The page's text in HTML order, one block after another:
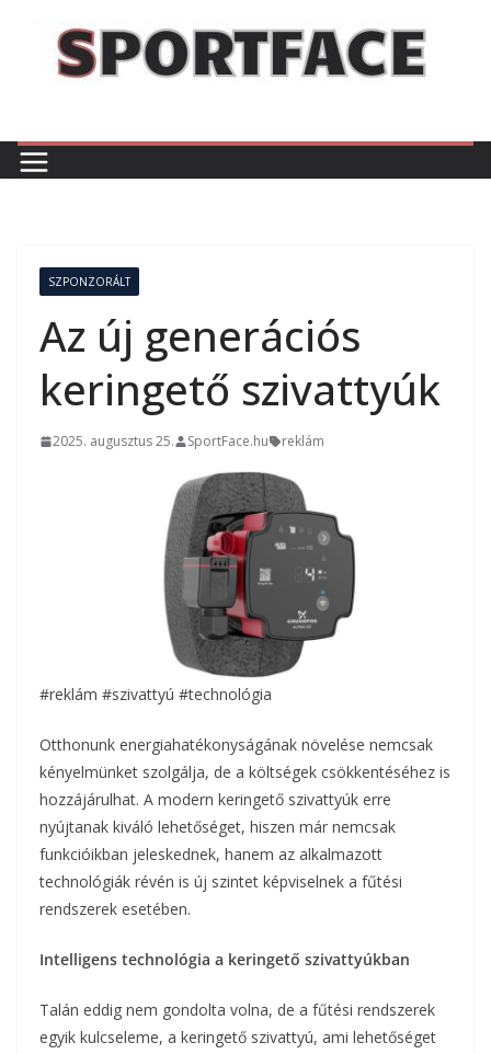
content
SZPONZORÁLT
Az új generációs
keringető szivattyúk
2025. augusztus 25. SportFace.hu reklám
#reklám #szivattyú #technológia
Otthonunk energiahatékonyságának növelése nemcsak
kényelmünket szolgálja, de a költségek csökkentéséhez is
hozzájárulhat. A modern keringető szivattyúk erre
nyújtanak kiváló lehetőséget, hiszen már nemcsak
funkcióikban jeleskednek, hanem az alkalmazott
technológiák révén is új szintet képviselnek a fűtési
rendszerek esetében.
Intelligens technológia a keringető szivattyúkban
Talán eddig nem gondolta volna, de a fűtési rendszerek
egyik kulcseleme, a keringető szivattyú, ami lehetőséget